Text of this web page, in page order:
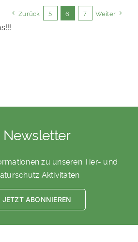
Zurück 5 6 7 Weiter
Newsletter
zu unseren Tier- und
Aktivitäten
JETZT ABONNIEREN